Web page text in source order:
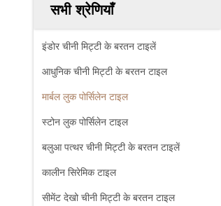
सभी श्रेणियाँ
इंडोर चीनी मिट्टी के बरतन टाइलें
आधुनिक चीनी मिट्टी के बरतन टाइल
मार्बल लुक पोर्सिलेन टाइल
स्टोन लुक पोर्सिलेन टाइल
बलुआ पत्थर चीनी मिट्टी के बरतन टाइलें
कालीन सिरेमिक टाइल
सीमेंट देखो चीनी मिट्टी के बरतन टाइल